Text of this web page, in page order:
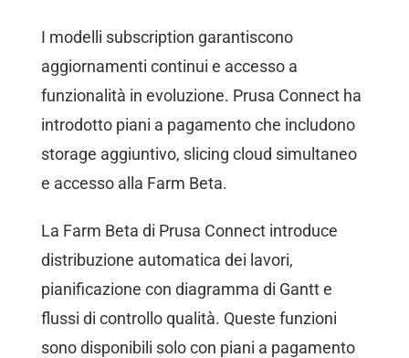
I modelli subscription garantiscono
aggiornamenti continui e accesso a
funzionalità in evoluzione. Prusa Connect ha
introdotto piani a pagamento che includono
storage aggiuntivo, slicing cloud simultaneo
e accesso alla Farm Beta.
La Farm Beta di Prusa Connect introduce
distribuzione automatica dei lavori,
pianificazione con diagramma di Gantt e
flussi di controllo qualità. Queste funzioni
sono disponibili solo con piani a pagamento